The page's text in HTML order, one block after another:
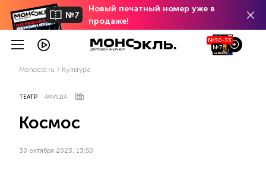
№7
Новый печатный номер уже в
продаже!
№30-33
№7
Monocle.ru Культура
ТЕАТР АФИША
Космос
30 октября 2023, 13:50